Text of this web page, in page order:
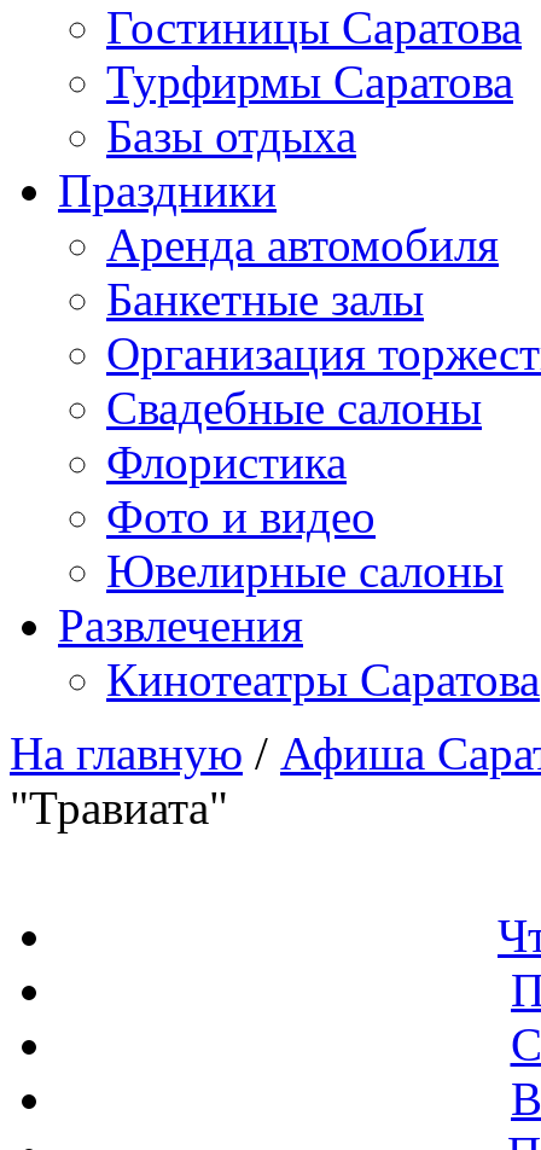
Гостиницы Саратова
Турфирмы Саратова
Базы отдыха
Праздники
Аренда автомобиля
Банкетные залы
Организация
Свадебные салоны
Флористика
Фото и видео
Ювелирные салоны
Развлечения
Кинотеатры Саратова
На главную / Афиша
"Травиата"